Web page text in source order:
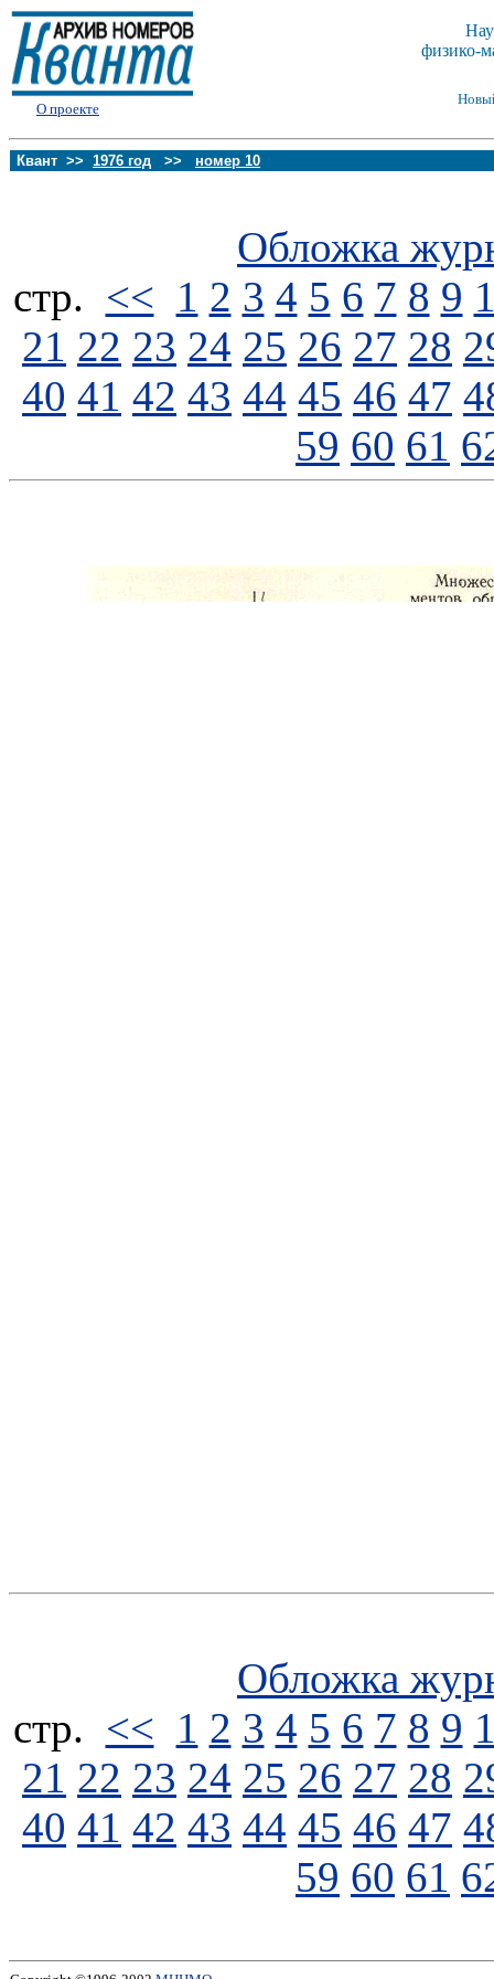
О проекте
физико-
Квант >> 1976 год >> номер 10
Обложка
стp. << 1 2 3 4 5 6 7 8 9
21 22 23 24 25 26 27 28
40 41 42 43 44 45 46 47
59 60 61
Обложка
стp. << 1 2 3 4 5 6 7 8 9
21 22 23 24 25 26 27 28
40 41 42 43 44 45 46 47
59 60 61